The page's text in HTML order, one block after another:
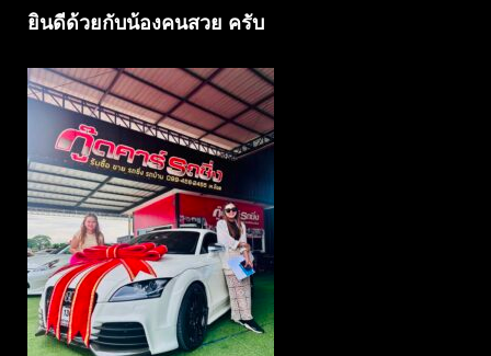
ยินดีด้วยกับน้องคนสวย ครับ